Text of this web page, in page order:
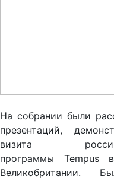
На собрании были
презентаций,
визита
программы Tempusв
Великобритании.